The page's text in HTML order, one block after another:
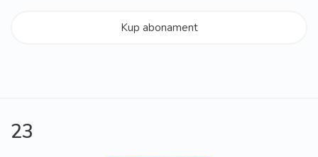
Kup abonament
23